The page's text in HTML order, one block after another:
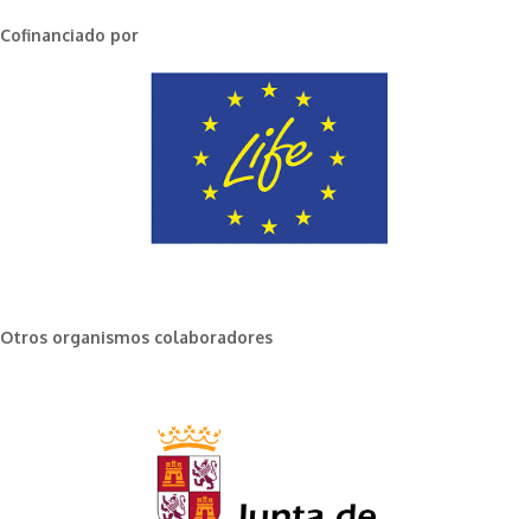
Cofinanciado por
Otros organismos colaboradores